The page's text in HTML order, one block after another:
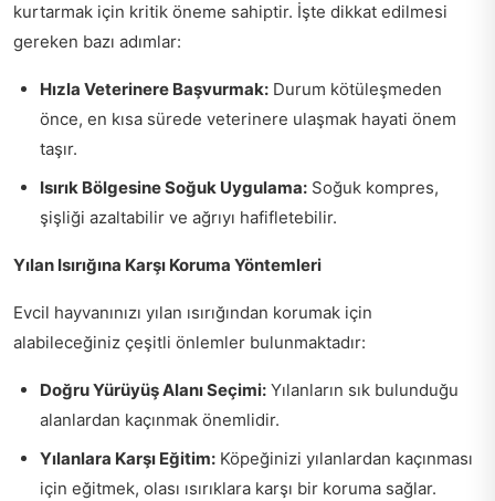
kurtarmak için kritik öneme sahiptir. İşte dikkat edilmesi
gereken bazı adımlar:
Hızla Veterinere Başvurmak: Durum kötüleşmeden
önce, en kısa sürede veterinere ulaşmak hayati önem
taşır.
Isırık Bölgesine Soğuk Uygulama: Soğuk kompres,
şişliği azaltabilir ve ağrıyı hafifletebilir.
Yılan Isırığına Karşı Koruma Yöntemleri
Evcil hayvanınızı yılan ısırığından korumak için
alabileceğiniz çeşitli önlemler bulunmaktadır:
Doğru Yürüyüş Alanı Seçimi: Yılanların sık bulunduğu
alanlardan kaçınmak önemlidir.
Yılanlara Karşı Eğitim: Köpeğinizi yılanlardan kaçınması
için eğitmek, olası ısırıklara karşı bir koruma sağlar.